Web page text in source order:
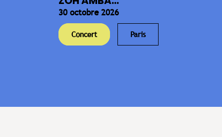
30 octobre 2026
Concert Paris